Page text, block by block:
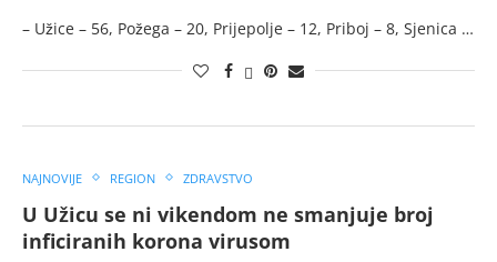
– Užice – 56, Požega – 20, Prijepolje – 12, Priboj – 8, Sjenica …
NAJNOVIJE REGION ZDRAVSTVO
U Užicu se ni vikendom ne smanjuje broj
inficiranih korona virusom